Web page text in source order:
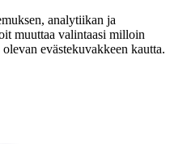
analytiikan ja
muuttaa valintaasi milloin
olevan evästekuvakkeen kautta.